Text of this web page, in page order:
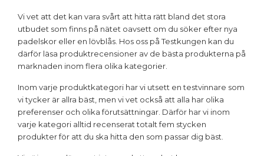
Vi vet att det kan vara svårt att hitta rätt bland det stora
utbudet som finns på nätet oavsett om du söker efter nya
padelskor eller en lövblås. Hos oss på Testkungen kan du
därför läsa produktrecensioner av de bästa produkterna på
marknaden inom flera olika kategorier.
Inom varje produktkategori har vi utsett en testvinnare som
vi tycker är allra bäst, men vi vet också att alla har olika
preferenser och olika förutsättningar. Därför har vi inom
varje kategori alltid recenserat totalt fem stycken
produkter för att du ska hitta den som passar dig bäst.